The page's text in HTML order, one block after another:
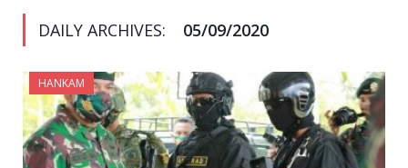
DAILY ARCHIVES: 05/09/2020
HANKAM